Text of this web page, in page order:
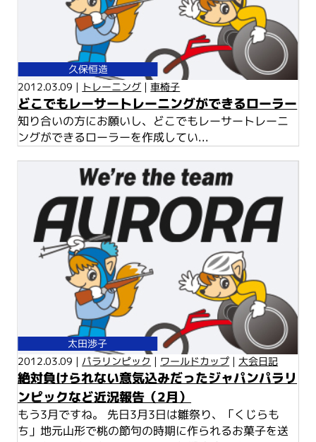
久保恒造
2012.03.09 | トレーニング |車椅子
どこでもレーサートレーニングができるローラー
知り合いの方にお願いし、どこでもレーサートレーニ
ングができるローラーを作成してい...
太田渉子
2012.03.09 | パラリンピック | ワールドカップ | 大会日記
絶対負けられない意気込みだったジャパンパラリ
ンピックなど近況報告（2月）
もう3月ですね。 先日3月3日は雛祭り、「くじらも
ち」地元山形で桃の節句の時期に作られるお菓子を送